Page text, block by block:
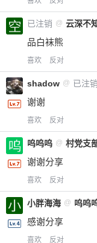
已注销 @ 云深不
品白袜熊
喜欢 反对
shadow @ 已注销
谢谢
喜欢 反对
呜呜呜 @ 村党支
谢谢分享
喜欢 反对
小胖海海 @ 呜呜
感谢分享
喜欢 反对